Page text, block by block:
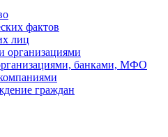
фактов
лиц
организациями
банками, МФО
граждан